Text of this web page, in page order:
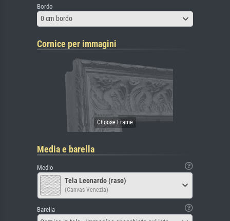
Bordo
0 cm bordo
Cornice per immagini
Media e barella
Medio
Tela Leonardo (raso)
(Canvas Venezia)
Barella